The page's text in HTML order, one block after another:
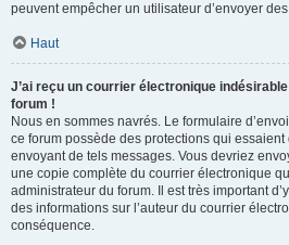
peuvent empêcher un utilisateur d’envoyer
Haut
J’ai reçu un courrier électronique
forum !
Nous en sommes navrés. Le formulaire
ce forum possède des protections qui
envoyant de tels messages. Vous devriez
une copie complète du courrier électronique
administrateur du forum. Il est très important
des informations sur l’auteur du courrier
conséquence.